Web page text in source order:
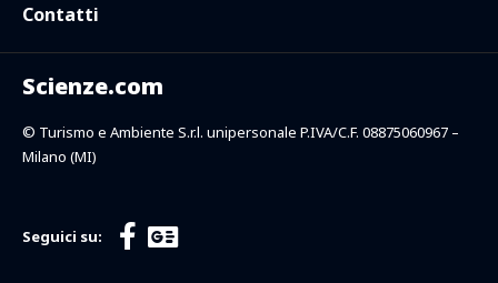
Seguici su:
Scienze.com
© Turismo e Ambiente S.r.l. unipersonale P.IVA/C.F. 08875060967 –
Milano (MI)
Contatti